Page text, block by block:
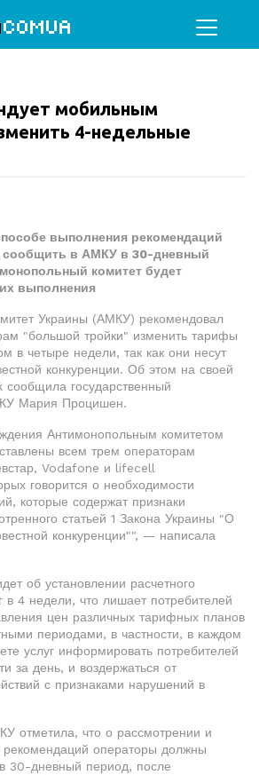
COMUA
мобильным
4-недельные
выполнения рекомендаций
в АМКУ в 30-дневный
комитет будет
выполнения
Украины (АМКУ) рекомендовал
"большой тройки" изменить тарифы
в четыре недели, так как они несут
конкуренции. Об этом на своей
государственный
Мария Процишен.
Антимонопольным комитетом
всем трем операторам
Vodafone и lifecell
говорится о необходимости
которые содержат признаки
статьей 1 Закона Украины "О
конкуренции"", — написала
об установлении расчетного
в 4 недели, что лишает потребителей
цен различных тарифных планов
периодами, в частности, в каждом
услуг информировать потребителей
за день, и воздержаться от
с признаками нарушений в
отметила, что о рассмотрении и
операторы должны
30-дневный период, после